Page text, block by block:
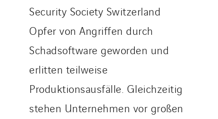
Security Society Switzerland
Opfer von Angriffen durch
Schadsoftware geworden und
erlitten teilweise
Produktionsausfälle. Gleichzeitig
stehen Unternehmen vor großen